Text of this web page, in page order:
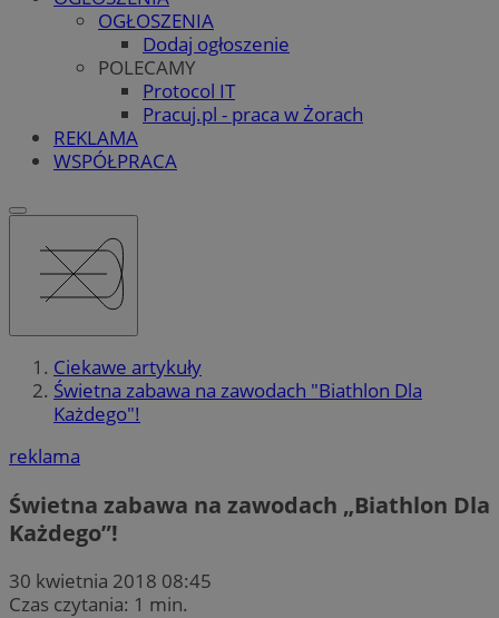
OGŁOSZENIA
Dodaj ogłoszenie
POLECAMY
Protocol IT
Pracuj.pl - praca w Żorach
REKLAMA
WSPÓŁPRACA
Ciekawe artykuły
Świetna zabawa na zawodach "Biathlon Dla
Każdego"!
reklama
Świetna zabawa na zawodach „Biathlon Dla
Każdego”!
30 kwietnia 2018 08:45
Czas czytania: 1 min.